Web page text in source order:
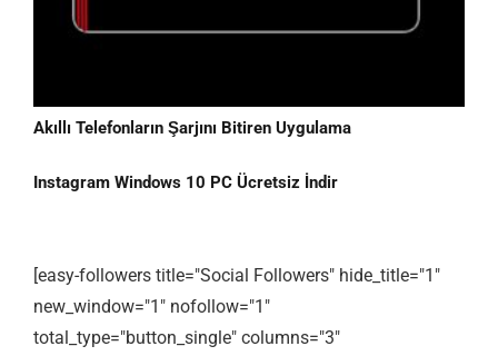
Akıllı Telefonların Şarjını Bitiren Uygulama
Instagram Windows 10 PC Ücretsiz İndir
[easy-followers title="Social Followers" hide_title="1"
new_window="1" nofollow="1"
total_type="button_single" columns="3"